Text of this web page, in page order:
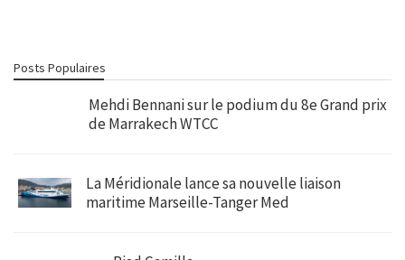
Posts Populaires
Mehdi Bennani sur le podium du 8e Grand prix
de Marrakech WTCC
La Méridionale lance sa nouvelle liaison
maritime Marseille-Tanger Med